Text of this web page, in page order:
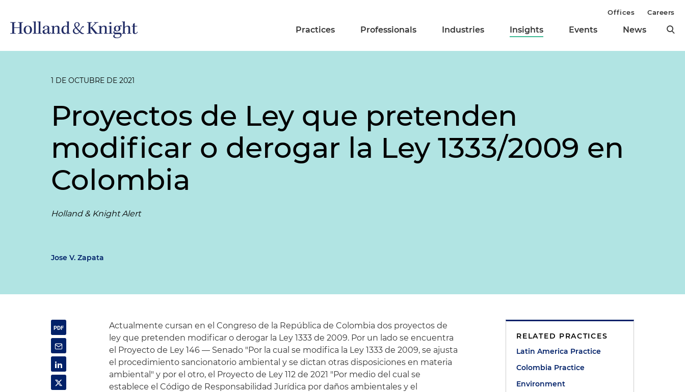
Practices Professionals Industries Insights Events News
Offices Careers
1 DE OCTUBRE DE 2021
Proyectos de Ley que pretenden
modificar o derogar la Ley 1333/2009 en
Colombia
Holland & Knight Alert
Jose V. Zapata
Actualmente cursan en el Congreso de la República de Colombia dos proyectos de
ley que pretenden modificar o derogar la Ley 1333 de 2009. Por un lado se encuentra
el Proyecto de Ley 146 — Senado "Por la cual se modifica la Ley 1333 de 2009, se ajusta
el procedimiento sancionatorio ambiental y se dictan otras disposiciones en materia
ambiental" y por el otro, el Proyecto de Ley 112 de 2021 "Por medio del cual se
establece el Código de Responsabilidad Jurídica por daños ambientales y el
RELATED PRACTICES
Latin America Practice
Colombia Practice
Environment